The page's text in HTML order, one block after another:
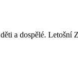
a dospělé.